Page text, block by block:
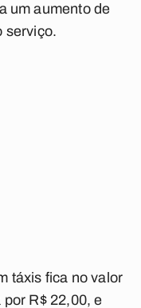
um aumento de
serviço.
táxis fica no valor
R$ 22,00, e